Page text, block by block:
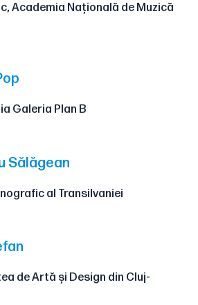
Academia Națională de Muzică
Galeria Plan B
Sălăgean
al Transilvaniei
de Artă și Design din Cluj-